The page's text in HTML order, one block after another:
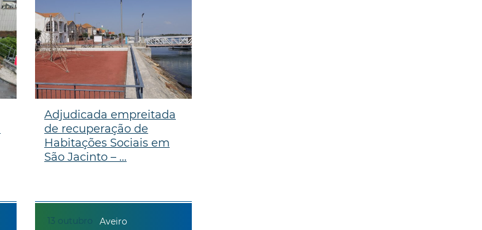
13 outubro
Adjudicada empreitada
de recuperação de
Habitações Sociais em
São Jacinto – ...
Aveiro